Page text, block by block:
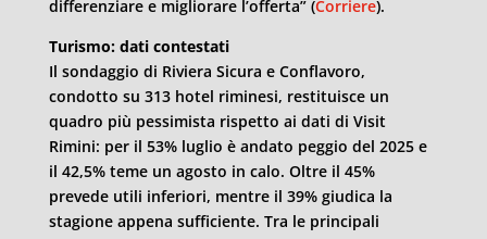
differenziare e migliorare l’offerta” (Corriere).
Turismo: dati contestati
Il sondaggio di Riviera Sicura e Conflavoro,
condotto su 313 hotel riminesi, restituisce un
quadro più pessimista rispetto ai dati di Visit
Rimini: per il 53% luglio è andato peggio del 2025 e
il 42,5% teme un agosto in calo. Oltre il 45%
prevede utili inferiori, mentre il 39% giudica la
stagione appena sufficiente. Tra le principali